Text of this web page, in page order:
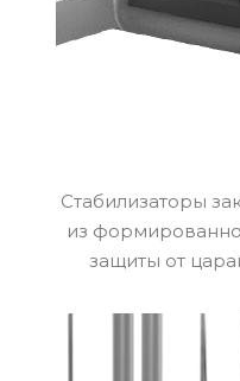
Стабилизаторы
из
защиты от